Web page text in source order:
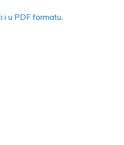
i u PDF formatu